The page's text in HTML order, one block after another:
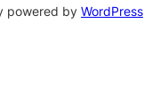
powered by WordPress